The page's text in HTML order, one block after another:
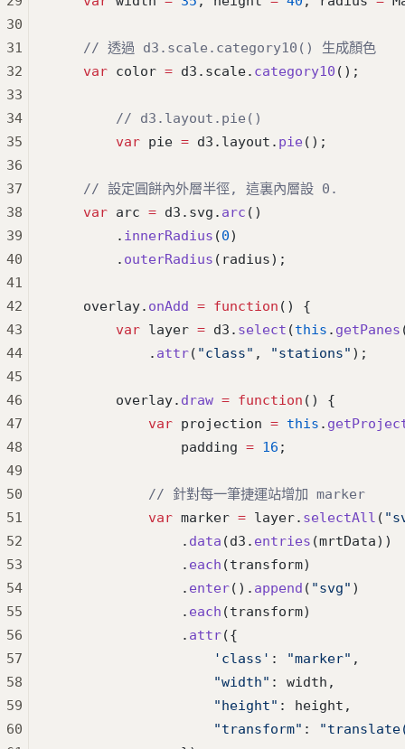
    // 透過 d3.scale.category10() 生成顏色
    var
color = d3.scale. category10 ();
		// d3.layout.pie()
		var
pie = d3.layout. pie();
    // 設定圓餅內外層半徑, 這裏內層設 0.
    var
arc = d3.svg. arc ()
        .
innerRadius (0)
        .
outerRadius (radius);
    overlay.
onAdd = function () {
        var
layer = d3. select (this . getPanes
            .
attr( "class" , "stations" );
        overlay.
draw = function () {
            var
projection = this .
                padding
= 16 ;
            // 針對每一筆捷運站增加 marker
            var
marker = layer. selectAll (
                .
data (d3. entries (mrtData))
                .
each (transform)
                .
enter(). append ( "svg" )
                .
each (transform)
                .
attr({
                    'class'
: "marker" ,
                    "width"
: width,
                    "height"
: height,
                    "transform"
:
30
31
32
33
34
35
36
37
38
39
40
41
42
43
44
45
46
47
48
49
50
51
52
53
54
55
56
57
58
59
60